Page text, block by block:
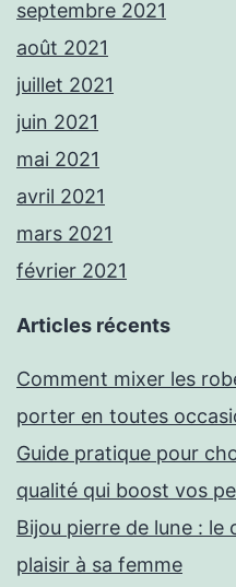
septembre 2021
août 2021
juillet 2021
juin 2021
mai 2021
avril 2021
mars 2021
février 2021
Articles récents
Comment mixer les
porter en toutes
Guide pratique pour
qualité qui boost vos
Bijou pierre de lune : le
plaisir à sa femme